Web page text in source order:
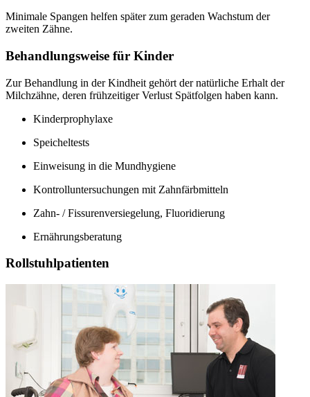
Minimale Spangen helfen später zum geraden Wachstum der
zweiten Zähne.
Behandlungsweise für Kinder
Zur Behandlung in der Kindheit gehört der natürliche Erhalt der
Milchzähne, deren frühzeitiger Verlust Spätfolgen haben kann.
Kinderprophylaxe
Speicheltests
Einweisung in die Mundhygiene
Kontrolluntersuchungen mit Zahnfärbmitteln
Zahn- / Fissurenversiegelung, Fluoridierung
Ernährungsberatung
Rollstuhlpatienten